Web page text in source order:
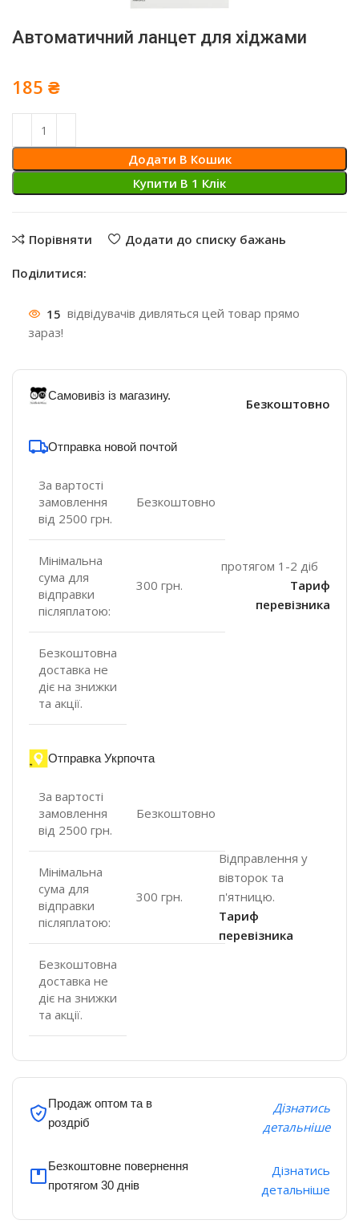
Автоматичний ланцет для хіджами
185 ₴
Додати В Кошик
Купити В 1 Клiк
Порівняти Додати до списку бажань
Поділитися:
15 відвідувачів дивляться цей товар прямо
зараз!
Самовивіз із магазину.
Безкоштовно
Отправка новой почтой
За вартості
замовлення
від 2500 грн.
Безкоштовно
Мінімальна
сума для
відправки
післяплатою:
300 грн.
Безкоштовна
доставка не
діє на знижки
та акції.
протягом 1-2 діб
Тариф
перевізника
Отправка Укрпочта
За вартості
замовлення
від 2500 грн.
Безкоштовно
Мінімальна
сума для
відправки
післяплатою:
300 грн.
Безкоштовна
доставка не
діє на знижки
та акції.
Відправлення у
вівторок та
п'ятницю.
Тариф
перевізника
Продаж оптом та в
роздріб
Дізнатись
детальніше
Безкоштовне повернення
протягом 30 днів
Дізнатись
детальніше